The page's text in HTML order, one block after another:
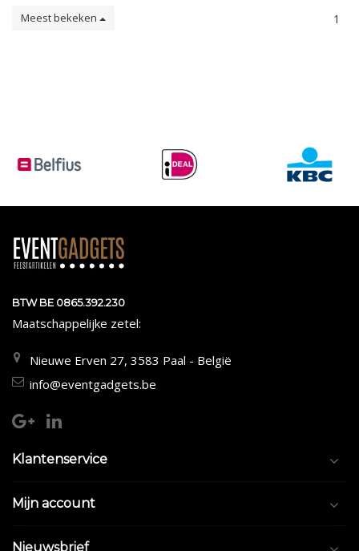
Meest bekeken 1
BTW BE 0865.392.230
Maatschappelijke zetel:
Nieuwe Erven 27, 3583 Paal - België
info@eventgadgets.be
Klantenservice
Mijn account
Nieuwsbrief